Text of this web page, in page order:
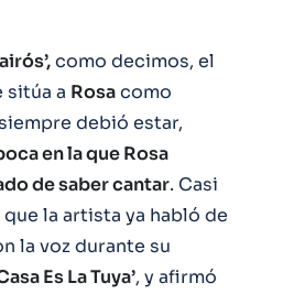
como decimos, el
sitúa a Rosacomo
debió estar,
en la que Rosa
de saber cantar. Casi
la artista ya habló de
la voz durante su
Es La Tuya’, y afirmó